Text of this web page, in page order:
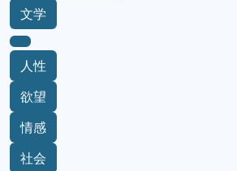
文学
人性
欲望
情感
社会